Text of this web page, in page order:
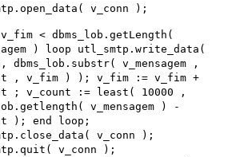
v_conn );
< dbms_lob.getLength(
) loop utl_smtp.write_data(
dbms_lob.substr( v_mensagem ,
, v_fim ) ); v_fim := v_fim +
; v_count := least( 10000 ,
v_mensagem ) -
); end loop;
v_conn );
v_conn );